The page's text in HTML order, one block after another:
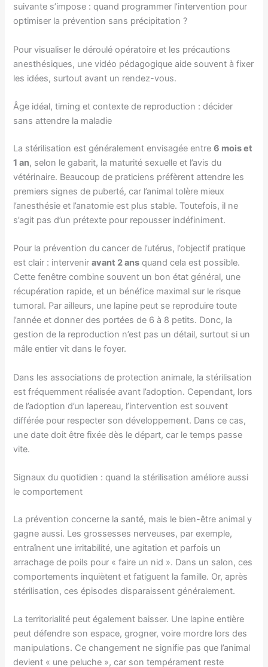
suivante s’impose : quand programmer l’intervention pour
optimiser la prévention sans précipitation ?
Pour visualiser le déroulé opératoire et les précautions
anesthésiques, une vidéo pédagogique aide souvent à fixer
les idées, surtout avant un rendez-vous.
Âge idéal, timing et contexte de reproduction : décider
sans attendre la maladie
La stérilisation est généralement envisagée entre6 mois et
1 an, selon le gabarit, la maturité sexuelle et l’avis du
vétérinaire. Beaucoup de praticiens préfèrent attendre les
premiers signes de puberté, car l’animal tolère mieux
l’anesthésie et l’anatomie est plus stable. Toutefois, il ne
s’agit pas d’un prétexte pour repousser indéfiniment.
Pour la prévention du cancer de l’utérus, l’objectif pratique
est clair : interveniravant 2 ans quand cela est possible.
Cette fenêtre combine souvent un bon état général, une
récupération rapide, et un bénéfice maximal sur le risque
tumoral. Par ailleurs, une lapine peut se reproduire toute
l’année et donner des portées de 6 à 8 petits. Donc, la
gestion de la reproduction n’est pas un détail, surtout si un
mâle entier vit dans le foyer.
Dans les associations de protection animale, la stérilisation
est fréquemment réalisée avant l’adoption. Cependant, lors
de l’adoption d’un lapereau, l’intervention est souvent
différée pour respecter son développement. Dans ce cas,
une date doit être fixée dès le départ, car le temps passe
vite.
Signaux du quotidien : quand la stérilisation améliore aussi
le comportement
La prévention concerne la santé, mais le bien-être animal y
gagne aussi. Les grossesses nerveuses, par exemple,
entraînent une irritabilité, une agitation et parfois un
arrachage de poils pour « faire un nid ». Dans un salon, ces
comportements inquiètent et fatiguent la famille. Or, après
stérilisation, ces épisodes disparaissent généralement.
La territorialité peut également baisser. Une lapine entière
peut défendre son espace, grogner, voire mordre lors des
manipulations. Ce changement ne signifie pas que l’animal
devient « une peluche », car son tempérament reste